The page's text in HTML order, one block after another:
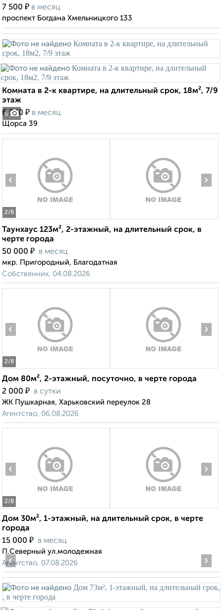
7 500 ₽ в месяц
проспект Богдана Хмельницкого 133
6
Комната в 2-к квартире, на длительный срок, 18м², 7/9
этаж
6 500 ₽ в месяц
Щорса 39
2/8
‹ ›
Таунхаус 123м², 2-этажный, на длительный срок, в
черте города
50 000 ₽ в месяц
мкр. Пригородный, Благодатная
Собственник, 04.08.2026
2/8
‹ ›
Дом 80м², 2-этажный, посуточно, в черте города
2 000 ₽ в сутки
ЖК Пушкарная, Харьковский переулок 28
Агентство, 06.08.2026
2/8
‹ ›
Дом 30м², 1-этажный, на длительный срок, в черте
города
15 000 ₽ в месяц
П.Северный ул.молодежная
Агентство, 07.08.2026
‹ ›